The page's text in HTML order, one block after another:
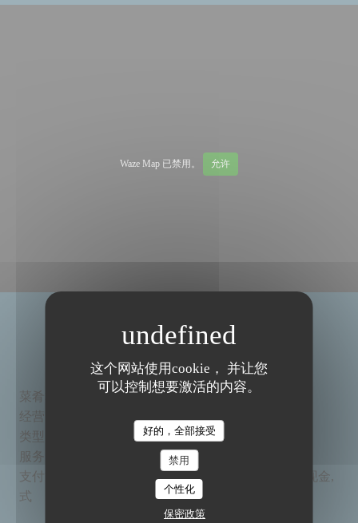
这个网站使用cookie， 并让您
可以控制想要激活的内容。
好的，全部接受
禁用
个性化
保密政策
Waze Map 已禁用。 允许
菜肴
本地, , 有机, 自制, 新鲜产品
经营
类型
Bistronomic餐厅, 素食餐厅
服务
无线上网, 私人租用, 空调, 残疾人通道
支付方
式
Mobile payment, 没有联系, 欧洲卡/万事达卡, 现金,
The Friendly Kitchen